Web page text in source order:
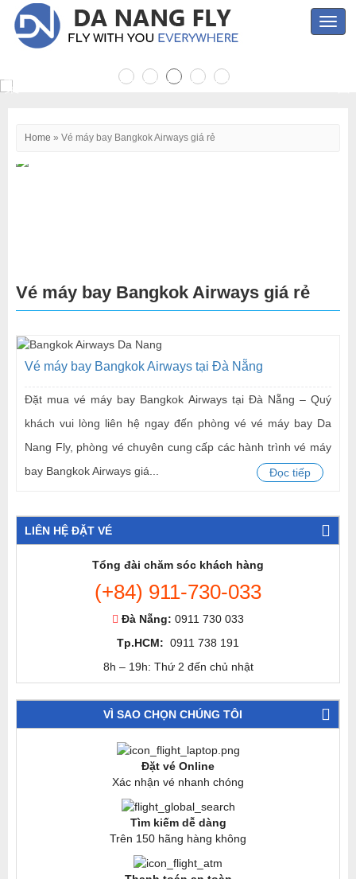
Home » Vé máy bay Bangkok Airways giá rẻ
Vé máy bay Bangkok Airways giá rẻ
Vé máy bay Bangkok Airways tại Đà Nẵng
Đặt mua vé máy bay Bangkok Airways tại Đà Nẵng – Quý
khách vui lòng liên hệ ngay đến phòng vé vé máy bay Da
Nang Fly, phòng vé chuyên cung cấp các hành trình vé máy
bay Bangkok Airways giá...
Đọc tiếp
LIÊN HỆ ĐẶT VÉ
Tổng đài chăm sóc khách hàng
(+84) 911-730-033
Đà Nẵng: 0911 730 033
Tp.HCM: 0911 738 191
8h – 19h: Thứ 2 đến chủ nhật
VÌ SAO CHỌN CHÚNG TÔI
Đặt vé Online
Xác nhận vé nhanh chóng
Tìm kiếm dễ dàng
Trên 150 hãng hàng không